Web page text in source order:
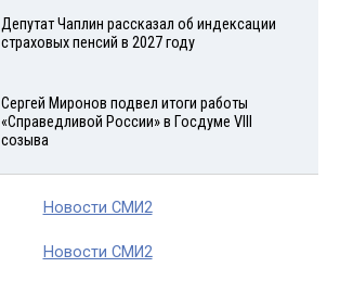
Депутат Чаплин рассказал об индексации
страховых пенсий в 2027 году
Сергей Миронов подвел итоги работы
«Справедливой России» в Госдуме VIII
созыва
Новости СМИ2
Новости СМИ2